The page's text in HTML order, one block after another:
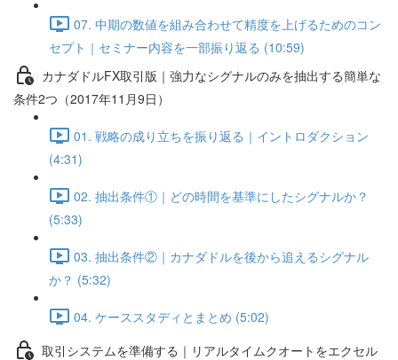
07. 中期の数値を組み合わせて精度を上げるためのコン
セプト｜セミナー内容を一部振り返る (10:59)
カナダドルFX取引版｜強力なシグナルのみを抽出する簡単な
条件2つ（2017年11月9日）
01. 戦略の成り立ちを振り返る｜イントロダクション
(4:31)
02. 抽出条件①｜どの時間を基準にしたシグナルか？
(5:33)
03. 抽出条件②｜カナダドルを後から追えるシグナル
か？ (5:32)
04. ケーススタディとまとめ (5:02)
取引システムを準備する｜リアルタイムクオートをエクセル